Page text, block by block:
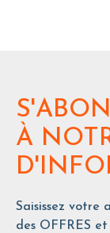
À
Saisissez votre
des OFFRES